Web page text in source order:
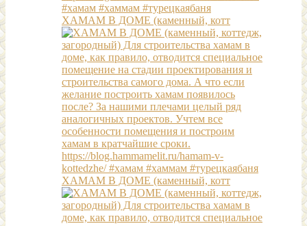
ХАМАМ В ДОМЕ (каменный, котт
ХАМАМ В ДОМЕ (каменный, котт